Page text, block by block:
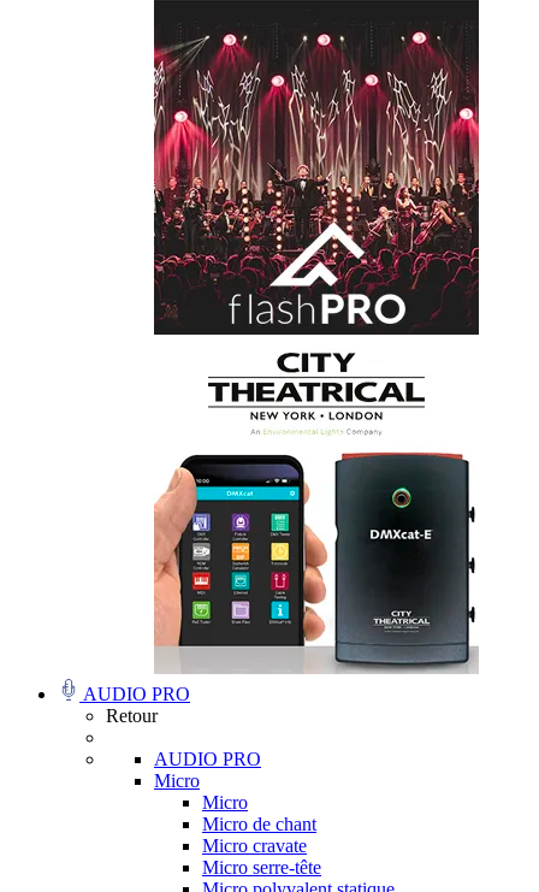
AUDIO PRO
Retour
AUDIO PRO
Micro
Micro
Micro de chant
Micro cravate
Micro serre-tête